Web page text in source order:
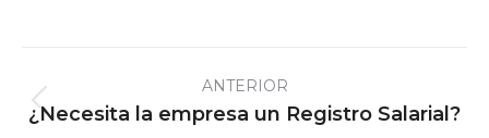
entre
ANTERIOR
Publicación
¿Necesita la empresa un Registro Salarial?